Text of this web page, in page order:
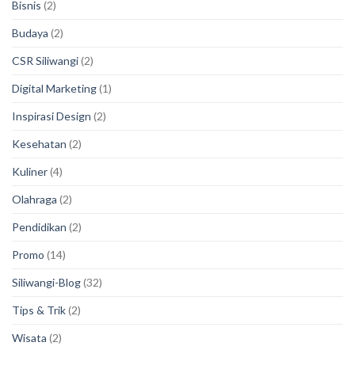
Bisnis (2)
Budaya (2)
CSR Siliwangi(2)
Digital Marketing(1)
Inspirasi Design (2)
Kesehatan (2)
Kuliner(4)
Olahraga (2)
Pendidikan (2)
Promo (14)
Siliwangi-Blog(32)
Tips & Trik(2)
Wisata (2)